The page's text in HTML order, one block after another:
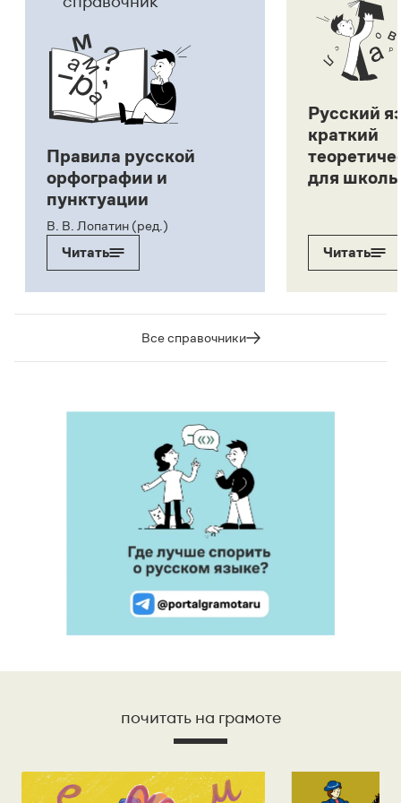
Правила русской
орфографии и
пунктуации
В. В. Лопатин (ред.)
Читать
Русский
краткий
для
Читать
Все справочники
почитать на грамоте